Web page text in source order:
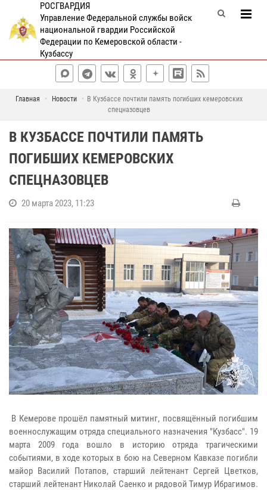
РОСГВАРДИЯ
Управление Федеральной службы войск
национальной гвардии Российской
Федерации по Кемеровской области -
Кузбассу
Главная Новости
В Кузбассе почтили память погибших кемеровских
спецназовцев
В КУЗБАССЕ ПОЧТИЛИ ПАМЯТЬ
ПОГИБШИХ КЕМЕРОВСКИХ
СПЕЦНАЗОВЦЕВ
20 марта 2023, 11:23
В Кемерове прошёл памятный митинг, посвящённый погибшим
военнослужащим отряда специального назначения "Кузбасс". 19
марта 2009 года вошло в историю отряда трагическими
событиями, в ходе которых в бою на Северном Кавказе погибли
майор Василий Потапов, старший лейтенант Сергей Цветков,
старший лейтенант Николай Саенко и рядовой Тимур Ибрагимов.